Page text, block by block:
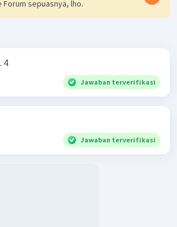
Forum sepuasnya, lho.
4
Jawaban terverifikasi
Jawaban terverifikasi